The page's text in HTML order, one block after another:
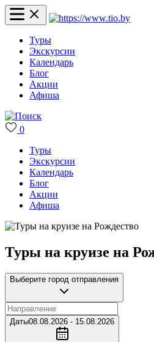
Туры
Экскурсии
Календарь
Блог
Акции
Афиша
0
Туры
Экскурсии
Календарь
Блог
Акции
Афиша
Туры на круизе на
Выберите город отправления
Даты08.08.2026 - 15.08.2026